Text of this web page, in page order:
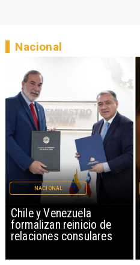
Chile y Venezuela
formalizan reinicio de
relaciones consulares
NACIONAL
Nacional